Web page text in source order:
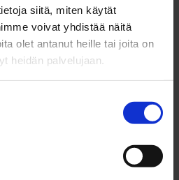
siitä, miten käytät
voivat yhdistää näitä
olet antanut heille tai joita on
heidän palvelujaan.
the Saunasampo
culture, wellbeing and
Festival partner Kaleva
to experience